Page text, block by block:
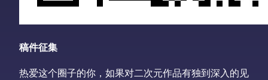
稿件征集
热爱这个圈子的你，如果对二次元作品有独到深入的见